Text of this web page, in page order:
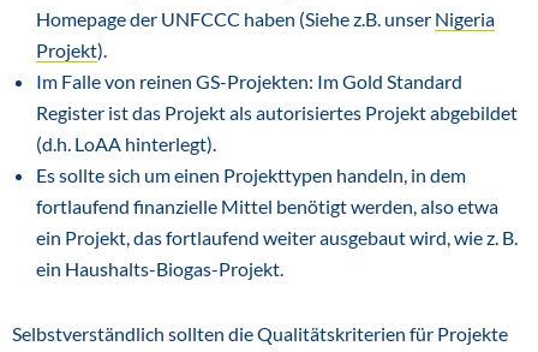
Homepage der UNFCCC haben (Siehe z.B. unser Nigeria
Projekt).
Im Falle von reinen GS-Projekten: Im Gold Standard
Register ist das Projekt als autorisiertes Projekt abgebildet
(d.h. LoAA hinterlegt).
Es sollte sich um einen Projekttypen handeln, in dem
fortlaufend finanzielle Mittel benötigt werden, also etwa
ein Projekt, das fortlaufend weiter ausgebaut wird, wie z. B.
ein Haushalts-Biogas-Projekt.
Selbstverständlich sollten die Qualitätskriterien für Projekte